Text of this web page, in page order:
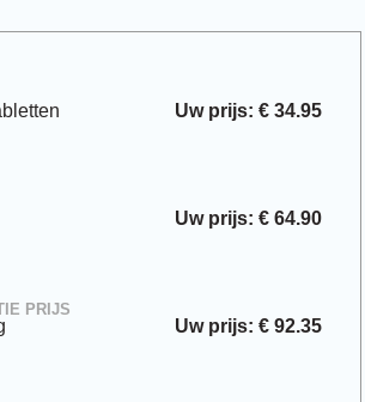
Uw prijs: € 34.95
Uw prijs: € 64.90
PRIJS
Uw prijs: € 92.35